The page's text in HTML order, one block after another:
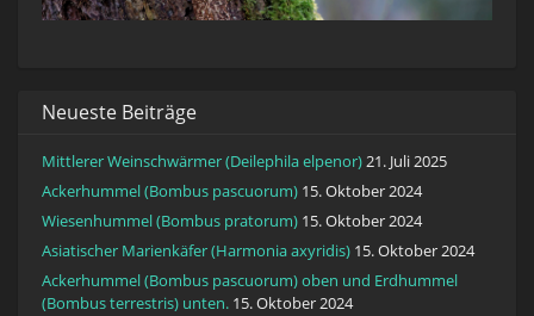
Neueste Beiträge
Mittlerer Weinschwärmer (Deilephila elpenor)21. Juli 2025
Ackerhummel (Bombus pascuorum) 15. Oktober 2024
Wiesenhummel (Bombus pratorum) 15. Oktober 2024
Asiatischer Marienkäfer (Harmonia axyridis) 15. Oktober 2024
Ackerhummel (Bombus pascuorum) oben und Erdhummel
(Bombus terrestris) unten. 15. Oktober 2024